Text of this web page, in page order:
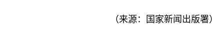
（来源：国家新闻出版署）